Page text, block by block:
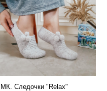
МК. Следочки "Relax"